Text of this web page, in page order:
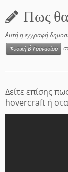
Πως
Αυτή η εγγραφή
Φυσική Β΄ Γυμνασίου
Δείτε επίσης
hovercraft ή